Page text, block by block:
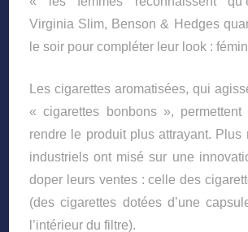
Virginia Slim, Benson & Hedges
le soir pour compléter leur look :
Les cigarettes aromatisées, qui
« cigarettes bonbons »,
rendre le produit plus attrayant. Plus
industriels ont misé sur une
doper leurs ventes : celle des
(des cigarettes dotées d’une
l’intérieur du filtre).